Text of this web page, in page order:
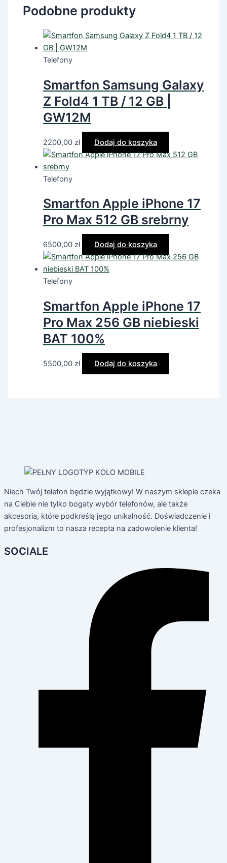
Podobne produkty
Telefony
Smartfon Samsung Galaxy
Z Fold4 1 TB / 12 GB |
GW12M
2200,00zł Dodaj do koszyka
Telefony
Smartfon Apple iPhone 17
Pro Max 512 GB srebrny
6500,00zł Dodaj do koszyka
Telefony
Smartfon Apple iPhone 17
Pro Max 256 GB niebieski
BAT 100%
5500,00zł Dodaj do koszyka
Niech Twój telefon będzie wyjątkowy! W naszym sklepie czeka
na Ciebie nie tylko bogaty wybór telefonów, ale także
akcesoria, które podkreślą jego unikalność. Doświadczenie i
profesjonalizm to nasza recepta na zadowolenie klienta!
SOCIALE